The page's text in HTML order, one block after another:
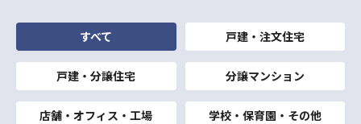
すべて 戸建・注文住宅
戸建・分譲住宅 分譲マンション
店舗・オフィス・工場 学校・保育園・その他